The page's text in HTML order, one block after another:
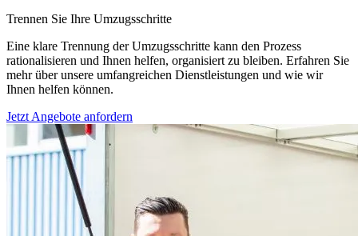
Trennen Sie Ihre Umzugsschritte
Eine klare Trennung der Umzugsschritte kann den Prozess
rationalisieren und Ihnen helfen, organisiert zu bleiben. Erfahren Sie
mehr über unsere umfangreichen Dienstleistungen und wie wir
Ihnen helfen können.
Jetzt Angebote anfordern